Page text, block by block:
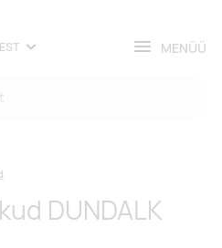
EST MENÜÜ
DUNDALK